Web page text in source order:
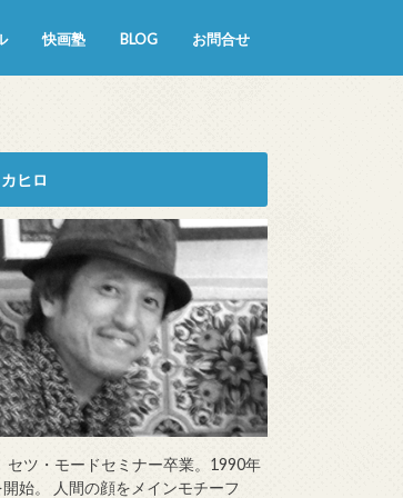
快画塾 BLOG お問合せ
ヒロ
セツ・モードセミナー卒業。1990年
始。 人間の顔をメインモチーフ